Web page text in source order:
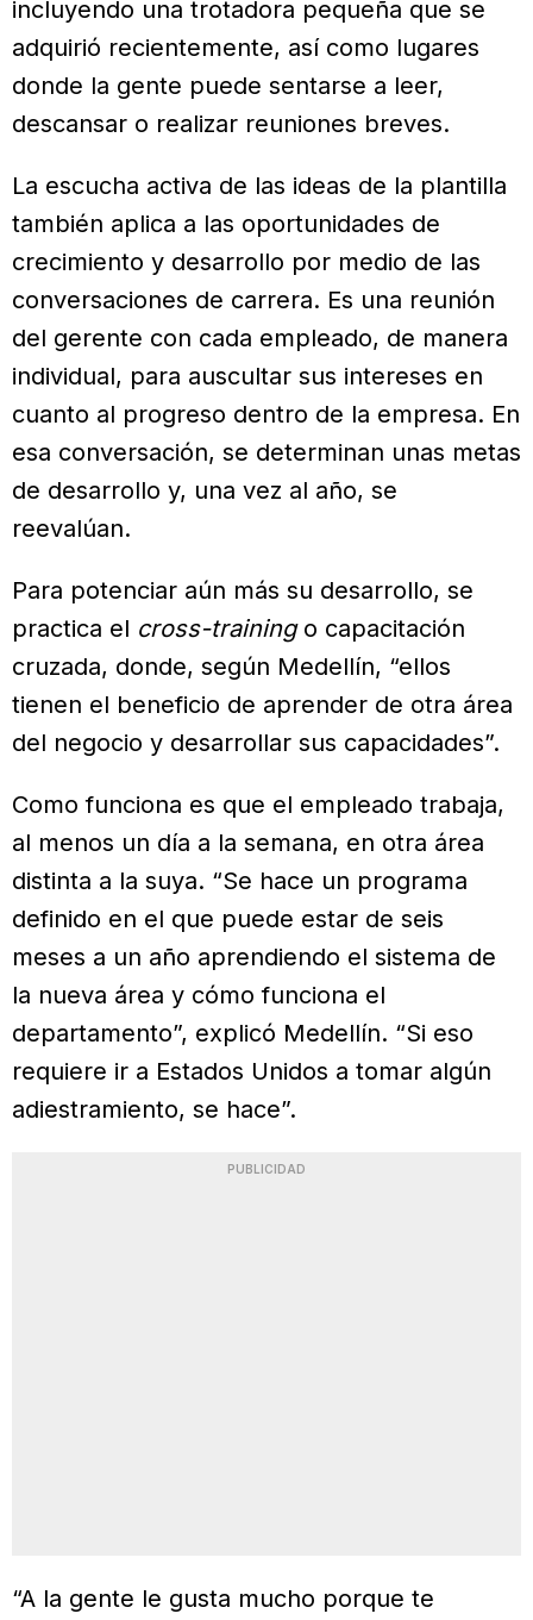
incluyendo una trotadora pequeña que se
adquirió recientemente, así como lugares
donde la gente puede sentarse a leer,
descansar o realizar reuniones breves.
La escucha activa de las ideas de la plantilla
también aplica a las oportunidades de
crecimiento y desarrollo por medio de las
conversaciones de carrera. Es una reunión
del gerente con cada empleado, de manera
individual, para auscultar sus intereses en
cuanto al progreso dentro de la empresa. En
esa conversación, se determinan unas metas
de desarrollo y, una vez al año, se
reevalúan.
Para potenciar aún más su desarrollo, se
practica el cross-trainingo capacitación
cruzada, donde, según Medellín, “ellos
tienen el beneficio de aprender de otra área
del negocio y desarrollar sus capacidades”.
Como funciona es que el empleado trabaja,
al menos un día a la semana, en otra área
distinta a la suya. “Se hace un programa
definido en el que puede estar de seis
meses a un año aprendiendo el sistema de
la nueva área y cómo funciona el
departamento”, explicó Medellín. “Si eso
requiere ir a Estados Unidos a tomar algún
adiestramiento, se hace”.
PUBLICIDAD
“A la gente le gusta mucho porque te